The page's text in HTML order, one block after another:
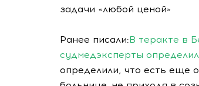
задачи «любой ценой»
Ранее писали:В теракте в
судмедэксперты
определили, что есть еще